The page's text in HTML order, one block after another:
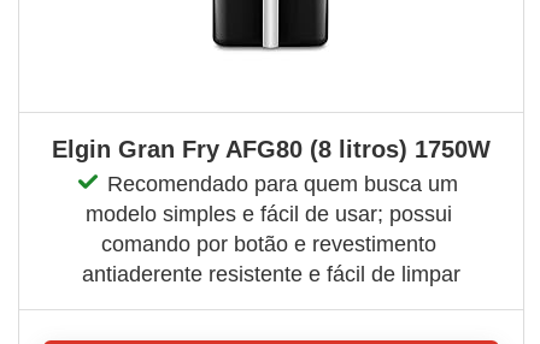
Elgin Gran Fry AFG80 (8 litros) 1750W
Recomendado para quem busca um
modelo simples e fácil de usar; possui
comando por botão e revestimento
antiaderente resistente e fácil de limpar